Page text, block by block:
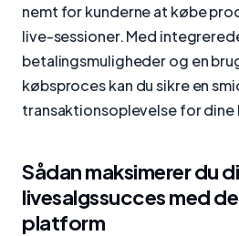
nemt for kunderne at købe
live-sessioner. Med
betalingsmuligheder og en
købsproces kan du sikre en
transaktionsoplevelse for dine
Sådan maksimerer du
livesalgssucces med
platform